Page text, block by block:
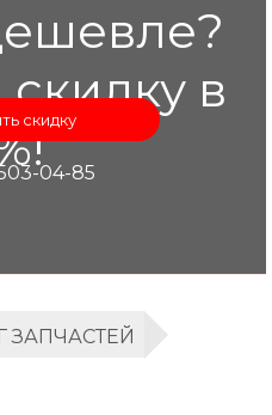
в
скидку
04-85
ЗАПЧАСТЕЙ